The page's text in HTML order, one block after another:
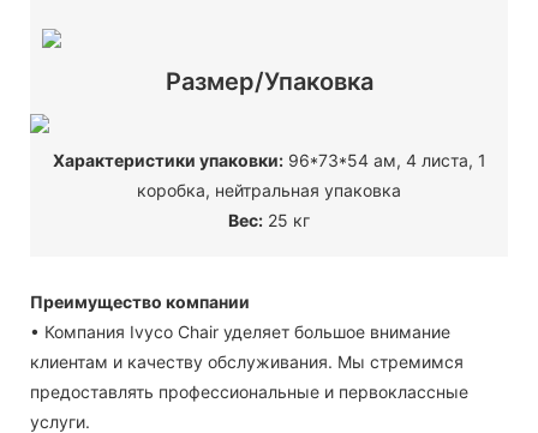
Размер/упаковка
Характеристики упаковки:96*73*54 ам, 4 листа, 1
коробка, нейтральная упаковка
Вес: 25 кг
Преимущество компании
• Компания Ivyco Chair уделяет большое внимание
клиентам и качеству обслуживания. Мы стремимся
предоставлять профессиональные и первоклассные
услуги.